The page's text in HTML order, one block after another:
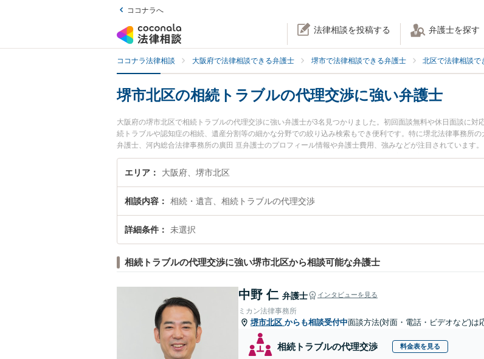
ココナラへ
法律相談を投稿する 弁護士を探す
ココナラ法律相談 大阪府で法律相談できる弁護士 堺市で法律相談できる弁護士 北区で法律相談で
堺市北区の相続トラブルの代理交渉に強い弁護士
大阪府の堺市北区で相続トラブルの代理交渉に強い弁護士が3名見つかりました。初回面談無料や休日面談に
続トラブルや認知症の相続、遺産分割等の細かな分野での絞り込み検索もでき便利です。特に堺北法律事務所
弁護士、河内総合法律事務所の廣田 亘弁護士のプロフィール情報や弁護士費用、強みなどが注目されています
ラブルを今すぐに弁護士に相談したい』『相続トラブルの代理交渉のトラブル解決の実績豊富な近くの弁護士
できる堺市北区内の弁護士に相談予約したい』などでお困りの相談者さんにおすすめです。
エリア 大阪府、堺市北区
相談内容 相続・遺言、相続トラブルの代理交渉
詳細条件 未選択
相続トラブルの代理交渉に強い堺市北区から相談可能な弁護士
中野 仁 弁護士 インタビューを見る
ミカン法律事務所
堺市北区 からも相談受付中面談方法(対面・電話・ビデオなど)は
相続トラブルの代理交渉 料金表を見る